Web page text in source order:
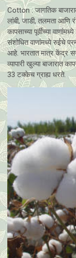
Cotton : जागतिक
लांबी, जाडी, तलमता आणि
कापसाच्या पूर्वीच्या
संशोधित वाणांमध्ये रुईचे
आहे. भारतात मात्र केंद्र
व्यापारी खुल्या बाजारात
33 टक्केच ग्राह्य धरते.